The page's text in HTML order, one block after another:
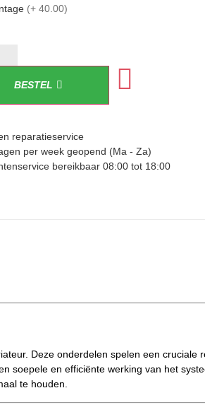
(+ 40.00)
BESTEL
reparatieservice
per week geopend (Ma - Za)
bereikbaar 08:00 tot 18:00
Deze onderdelen spelen een cruciale
soepele en efficiënte werking van het
te houden.